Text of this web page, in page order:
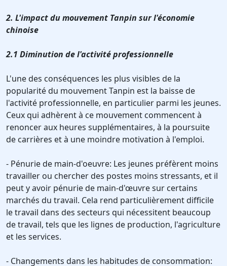
2. L'impact du mouvement Tanpin sur l'économie
chinoise
2.1 Diminution de l'activité professionnelle
L'une des conséquences les plus visibles de la
popularité du mouvement Tanpin est la baisse de
l'activité professionnelle, en particulier parmi les jeunes.
Ceux qui adhèrent à ce mouvement commencent à
renoncer aux heures supplémentaires, à la poursuite
de carrières et à une moindre motivation à l'emploi.
- Pénurie de main-d'oeuvre: Les jeunes préfèrent moins
travailler ou chercher des postes moins stressants, et il
peut y avoir pénurie de main-d'œuvre sur certains
marchés du travail. Cela rend particulièrement difficile
le travail dans des secteurs qui nécessitent beaucoup
de travail, tels que les lignes de production, l'agriculture
et les services.
- Changements dans les habitudes de consommation: